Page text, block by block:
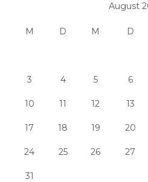
August
M D M D
3 4 5 6
10 11 12 13
17 18 19 20
24 25 26 27
31